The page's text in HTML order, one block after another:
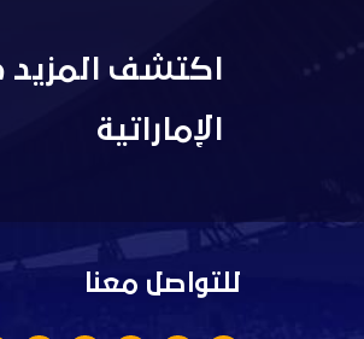
اكتشف المزيد
الإماراتية
للتواصل معنا